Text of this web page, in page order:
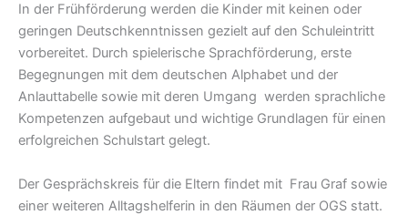
In der Frühförderung werden die Kinder mit keinen oder
geringen Deutschkenntnissen gezielt auf den Schuleintritt
vorbereitet. Durch spielerische Sprachförderung, erste
Begegnungen mit dem deutschen Alphabet und der
Anlauttabelle sowie mit deren Umgang werden sprachliche
Kompetenzen aufgebaut und wichtige Grundlagen für einen
erfolgreichen Schulstart gelegt.
Der Gesprächskreis für die Eltern findet mit Frau Graf sowie
einer weiteren Alltagshelferin in den Räumen der OGS statt.